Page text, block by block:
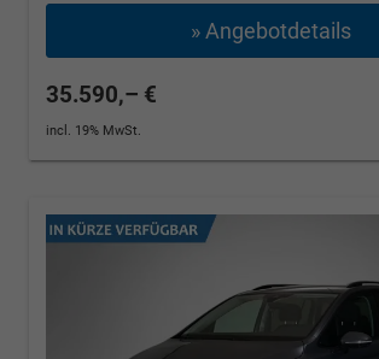
» Angebotdetails
35.590,– €
incl. 19% MwSt.